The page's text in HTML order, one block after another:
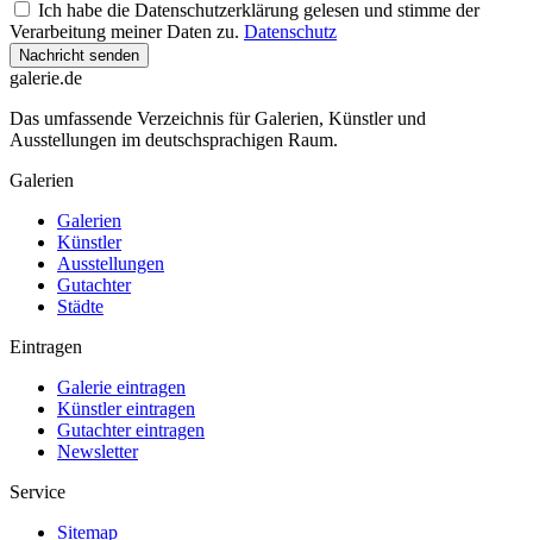
Ich habe die Datenschutzerklärung gelesen und stimme der
Verarbeitung meiner Daten zu. Datenschutz
Nachricht senden
galerie.de
Das umfassende Verzeichnis für Galerien, Künstler und
Ausstellungen im deutschsprachigen Raum.
Galerien
Galerien
Künstler
Ausstellungen
Gutachter
Städte
Eintragen
Galerie eintragen
Künstler eintragen
Gutachter eintragen
Newsletter
Service
Sitemap